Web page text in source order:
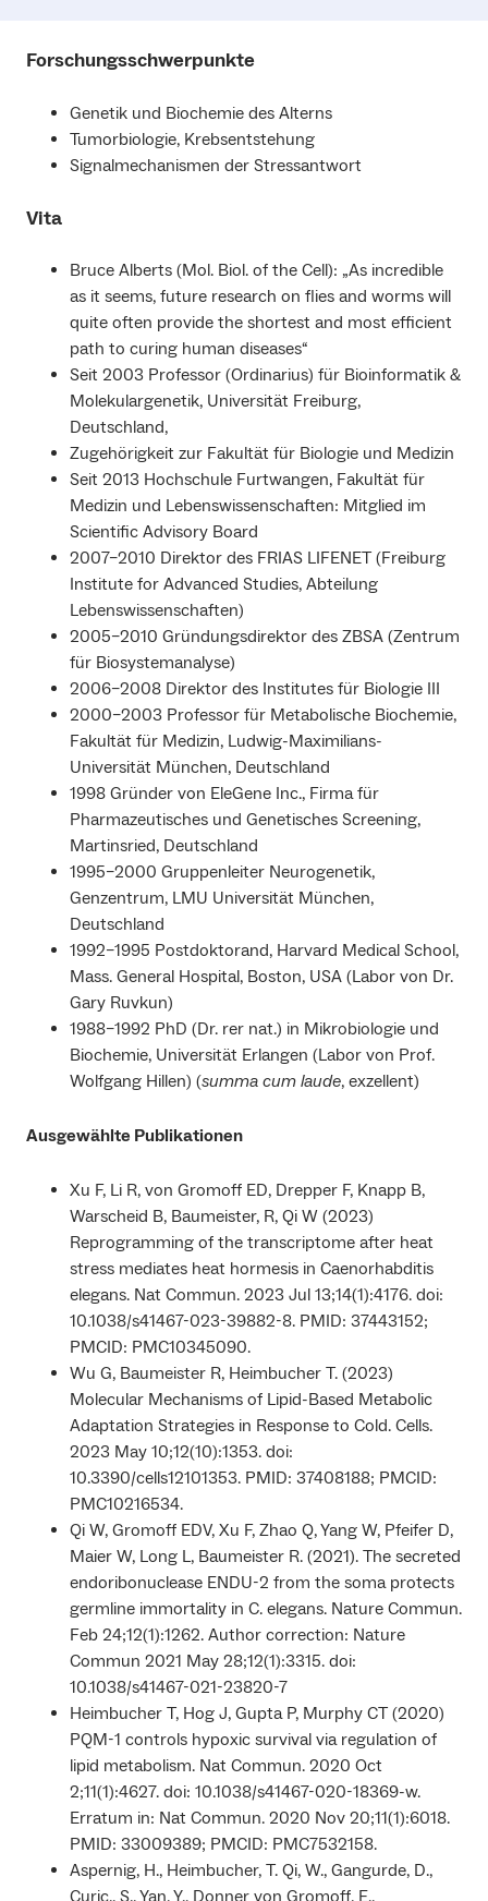
Forschungsschwerpunkte
Genetik und Biochemie des Alterns
Tumorbiologie, Krebsentstehung
Signalmechanismen der Stressantwort
Vita
Bruce Alberts (Mol. Biol. of the Cell): „As incredible
as it seems, future research on flies and worms will
quite often provide the shortest and most efficient
path to curing human diseases“
Seit 2003 Professor (Ordinarius) für Bioinformatik &
Molekulargenetik, Universität Freiburg,
Deutschland,
Zugehörigkeit zur Fakultät für Biologie und Medizin
Seit 2013 Hochschule Furtwangen, Fakultät für
Medizin und Lebenswissenschaften: Mitglied im
Scientific Advisory Board
2007–2010 Direktor des FRIAS LIFENET (Freiburg
Institute for Advanced Studies, Abteilung
Lebenswissenschaften)
2005–2010 Gründungsdirektor des ZBSA (Zentrum
für Biosystemanalyse)
2006–2008 Direktor des Institutes für Biologie III
2000–2003 Professor für Metabolische Biochemie,
Fakultät für Medizin, Ludwig-Maximilians-
Universität München, Deutschland
1998 Gründer von EleGene Inc., Firma für
Pharmazeutisches und Genetisches Screening,
Martinsried, Deutschland
1995–2000 Gruppenleiter Neurogenetik,
Genzentrum, LMU Universität München,
Deutschland
1992–1995 Postdoktorand, Harvard Medical School,
Mass. General Hospital, Boston, USA (Labor von Dr.
Gary Ruvkun)
1988–1992 PhD (Dr. rer nat.) in Mikrobiologie und
Biochemie, Universität Erlangen (Labor von Prof.
Wolfgang Hillen) (summa cum laude, exzellent)
Ausgewählte Publikationen
Xu F, Li R, von Gromoff ED, Drepper F, Knapp B,
Warscheid B, Baumeister, R, Qi W (2023)
Reprogramming of the transcriptome after heat
stress mediates heat hormesis in Caenorhabditis
elegans. Nat Commun. 2023 Jul 13;14(1):4176. doi:
10.1038/s41467-023-39882-8. PMID: 37443152;
PMCID: PMC10345090.
Wu G, Baumeister R, Heimbucher T. (2023)
Molecular Mechanisms of Lipid-Based Metabolic
Adaptation Strategies in Response to Cold. Cells.
2023 May 10;12(10):1353. doi:
10.3390/cells12101353. PMID: 37408188; PMCID:
PMC10216534.
Qi W, Gromoff EDV, Xu F, Zhao Q, Yang W, Pfeifer D,
Maier W, Long L, Baumeister R. (2021). The secreted
endoribonuclease ENDU-2 from the soma protects
germline immortality in C. elegans. Nature Commun.
Feb 24;12(1):1262. Author correction: Nature
Commun 2021 May 28;12(1):3315. doi:
10.1038/s41467-021-23820-7
Heimbucher T, Hog J, Gupta P, Murphy CT (2020)
PQM-1 controls hypoxic survival via regulation of
lipid metabolism. Nat Commun. 2020 Oct
2;11(1):4627. doi: 10.1038/s41467-020-18369-w.
Erratum in: Nat Commun. 2020 Nov 20;11(1):6018.
PMID: 33009389; PMCID: PMC7532158.
Aspernig, H., Heimbucher, T. Qi, W., Gangurde, D.,
Curic., S., Yan, Y., Donner von Gromoff, E.,